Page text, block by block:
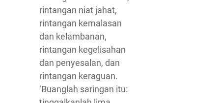
rintangan niat jahat,
rintangan kemalasan
dan kelambanan,
rintangan kegelisahan
dan penyesalan, dan
rintangan keraguan.
‘Buanglah saringan itu: